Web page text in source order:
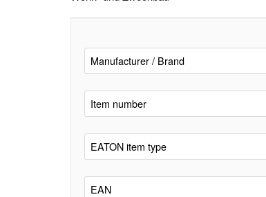
Manufacturer / Brand
Item number
EATON item type
EAN